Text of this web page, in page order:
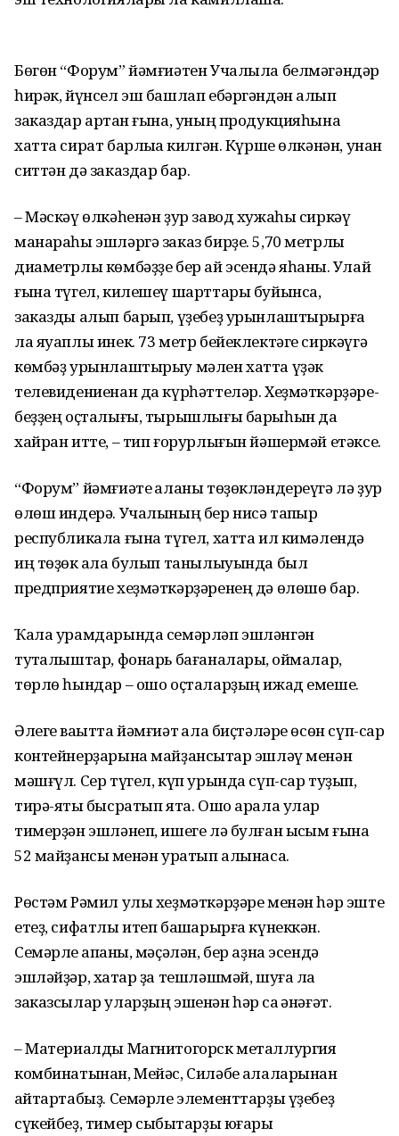
Бөгөн “Форум” йәмғиәтен Учалыла белмәгәндәр
һирәк, йүнсел эш башлап ебәргәндән алып
заказдар артҡан ғына, уның продук­ция­һына
хатта сират барлыҡҡа килгән. Күрше өлкәнән, унан
ситтән дә заказдар бар.
– Мәскәү өлкәһенән ҙур завод хужаһы сиркәү
манараһы эшләргә заказ бирҙе. 5,70 метрлыҡ
диаметрлы көмбәҙҙе бер ай эсендә яһаныҡ. Улай
ғына түгел, килешеү шарттары буйынса,
заказды алып барып, үҙе­беҙ урынлаштырырға
ла яуаплы инек. 73 метр бейеклектәге сиркәүгә
көмбәҙ урынлаштырыу мәлен хатта үҙәк
телевидениенан да күрһәт­теләр. Хеҙмәткәрҙәре­
беҙҙең оҫта­лығы, тырышлығы бары­һын да
хайран итте, – тип ғорур­лығын йә­шермәй етәксе.
“Форум” йәмғиәте ҡаланы төҙөк­ләндереүгә лә ҙур
өлөш индерә. Учалының бер нисә тапҡыр
республикала ғына түгел, хатта ил кимәлендә
иң төҙөк ҡала булып танылыуында был
предприятие хеҙмәткәрҙәренең дә өлөшө бар.
Ҡала урамдарында семәрләп эшләнгән
туҡталыштар, фонарь ба­ғаналары, ҡоймалар,
төрлө һындар – ошо оҫталарҙың ижад емеше.
Әлеге ваҡытта йәмғиәт ҡала биҫтәләре өсөн сүп-сар
контейнер­ҙарына майҙансыҡтар эшләү менән
мәшғүл. Сер түгел, күп урында сүп-сар туҙып,
тирә-яҡты бысратып ята. Ошо арала улар
тимерҙән эш­лә­неп, ишеге лә булған ыҡсым ғына
52 майҙансыҡ менән уратып алынасаҡ.
Рөстәм Рәмил улы хеҙмәткәрҙәре менән һәр эште
етеҙ, сифатлы итеп башҡарырға күнеккән.
Семәрле ҡапҡаны, мәҫәлән, бер аҙна эсендә
эшләйҙәр, хаҡтар ҙа тешләшмәй, шуға ла
заказсылар уларҙың эшенән һәр саҡ ҡәнәғәт.
– Материалды Магнитогорск металлургия
комбинатынан, Мейәс, Силәбе ҡалаларынан
ҡайтартабыҙ. Семәрле элементтарҙы үҙебеҙ
сүкейбеҙ, тимер сыбыҡтарҙы юғары